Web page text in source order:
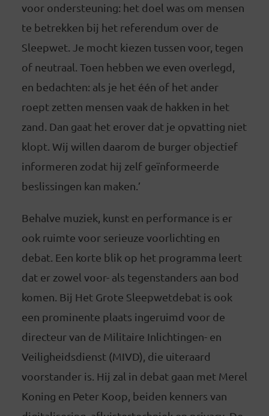
voor ondersteuning: het doel was om mensen
te betrekken bij het referendum over de
Sleepwet. Je mocht kiezen tussen voor, tegen
of neutraal. Toen hebben we even overlegd,
en bedachten: als je het één of het ander
roept zetten mensen vaak de hakken in het
zand. Dan gaat het erover dat je opvatting niet
klopt. Wij willen daarom de burger objectief
informeren zodat hij zelf geïnformeerde
beslissingen kan maken.’
Behalve muziek, kunst en performance is er
ook ruimte voor serieuze voorlichting en
debat. Een korte blik op het programma leert
dat er zowel voor- als tegenstanders aan bod
komen. Bij Het Grote Sleepwetdebat is ook
een prominente plaats ingeruimd voor de
directeur van de Militaire Inlichtingen- en
Veiligheidsdienst (MIVD), die uiteraard
voorstander is. Hij zal in debat gaan met Merel
Koning en Peter Koop, beiden kenners van